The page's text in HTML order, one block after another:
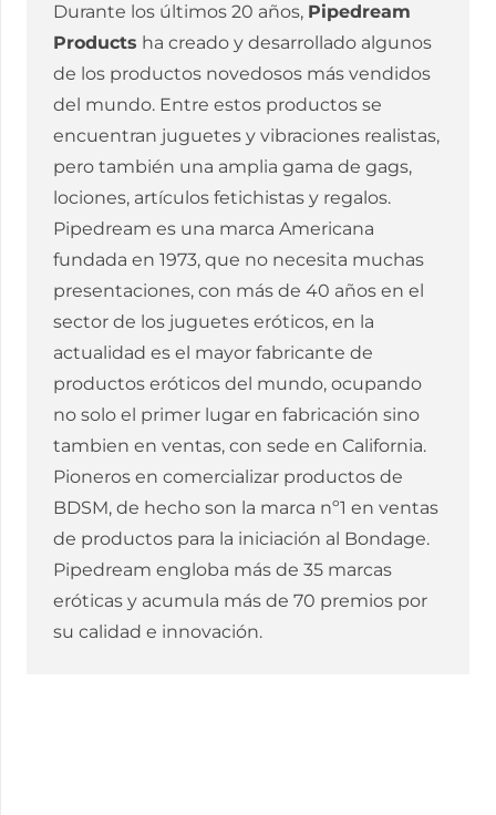
Durante los últimos 20 años, Pipedream
Products ha creado y desarrollado algunos
de los productos novedosos más vendidos
del mundo. Entre estos productos se
encuentran juguetes y vibraciones realistas,
pero también una amplia gama de gags,
lociones, artículos fetichistas y regalos.
Pipedream es una marca Americana
fundada en 1973, que no necesita muchas
presentaciones, con más de 40 años en el
sector de los juguetes eróticos, en la
actualidad es el mayor fabricante de
productos eróticos del mundo, ocupando
no solo el primer lugar en fabricación sino
tambien en ventas, con sede en California.
Pioneros en comercializar productos de
BDSM, de hecho son la marca nº1 en ventas
de productos para la iniciación al Bondage.
Pipedream engloba más de 35 marcas
eróticas y acumula más de 70 premios por
su calidad e innovación.